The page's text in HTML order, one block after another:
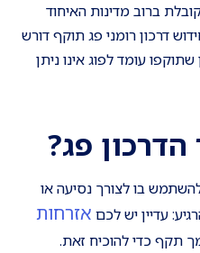
ברוב מדינות האיחוד
דרכון רומני פג תוקף דורש
עומד לפוג אינו ניתן
פג?
בו לצורך נסיעה או
עדיין יש לכם אזרחות
תקף כדי להוכיח זאת.